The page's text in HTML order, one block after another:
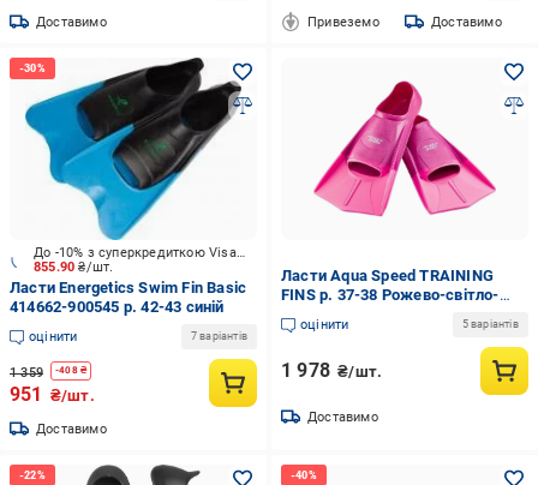
Доставимо Привеземо Доставимо
855.90₴/шт.
До -10% з суперкредиткою Visa Вигода
Ласти Energetics Swim Fin Basic
414662-900545 р. 42-43 синій
оцінити 7 варіантів
1 359 -408₴
951 ₴/шт.
Доставимо
Ласти Aqua Speed TRAINING
FINS р. 37-38 Рожево-світло-
рожевий (137-03)
оцінити 5 варіантів
1 978 ₴/шт.
Доставимо